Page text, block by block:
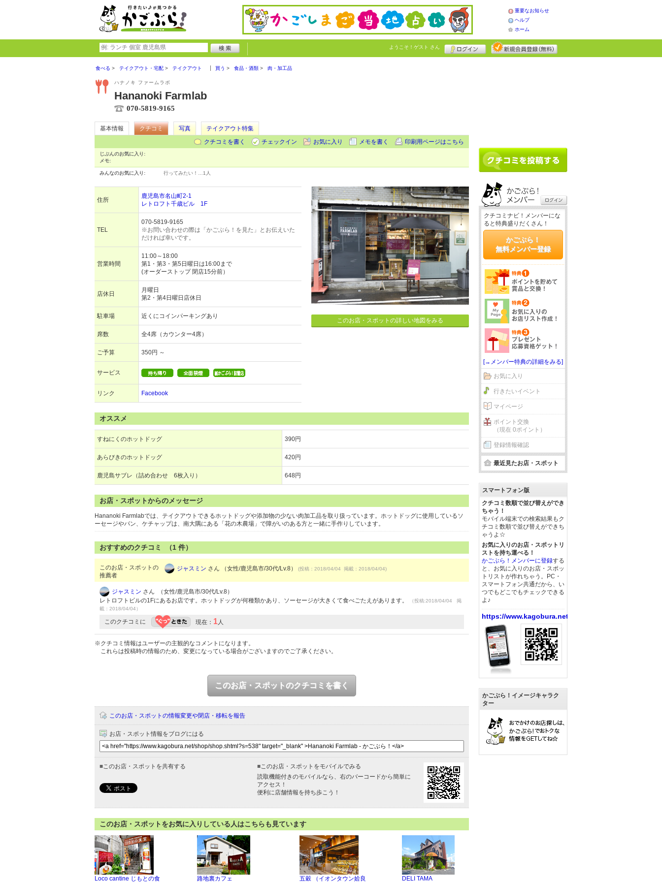
重要なお知らせ
ヘルプ
ホーム
ようこそ！ ゲスト さん
食べる テイクアウト・宅配 テイクアウト 買う 食品・酒類 肉・加工品
ハナノキ ファームラボ
Hananoki Farmlab
070-5819-9165
基本情報 クチコミ 写真
テイクアウト特集
クチコミを書く
チェックイン お気に入り メモを書く 印刷用ページはこちら
じぶんのお気に入り:
メモ:
みんなのお気に入り: 行ってみたい！… 1人
住所
鹿児島市名山町2-1
レトロフト千歳ビル 1F
TEL
070-5819-9165
※お問い合わせの際は「かごぶら！を見た」とお伝えいた
だければ幸いです。
営業時間
11:00～18:00
第1・第3・第5日曜日は16:00まで
(オーダーストップ 閉店15分前）
店休日
月曜日
第2・第4日曜日店休日
駐車場 近くにコインパーキングあり
席数 全4席（カウンター4席）
ご予算 350円 ～
サービス
リンク Facebook
このお店・スポットの詳しい地図をみる
オススメ
すねにくのホットドッグ 390円
あらびきのホットドッグ 420円
鹿児島サブレ（詰め合わせ 6枚入り） 648円
お店・スポットからのメッセージ
Hananoki Farmlabでは、テイクアウトできるホットドッグや添加物の少ない肉加工品を取り扱っています。ホットドッグに使用しているソ
ーセージやパン、ケチャップは、南大隅にある「花の木農場」で障がいのある方と一緒に手作りしています。
おすすめのクチコミ （1 件）
このお店・スポットの
推薦者
ジャスミン さん （女性/鹿児島市/30代/Lv.8） (投稿：2018/04/04 掲載：2018/04/04)
ジャスミン さん （女性/鹿児島市/30代/Lv.8）
レトロフトビルの1Fにあるお店です。ホットドッグが何種類かあり、ソーセージが大きくて食べごたえがあります。
（投稿:2018/04/04 掲
載：2018/04/04）
このクチコミに 現在： 1人
※クチコミ情報はユーザーの主観的なコメントになります。
これらは投稿時の情報のため、変更になっている場合がございますのでご了承ください。
このお店・スポットのクチコミを書く
このお店・スポットの情報変更や閉店・移転を報告
お店・スポット情報をブログにはる
■このお店・スポットを共有する ■このお店・スポットをモバイルでみる
読取機能付きのモバイルなら、右のバーコードから簡単に
アクセス！
便利に店舗情報を持ち歩こう！
このお店・スポットをお気に入りしている人はこちらも見ています
Loco cantine じもとの食
路地裏カフェ
五穀 （イオンタウン姶良
DELI TAMA
クチコミナビ！メンバーにな
ると特典盛りだくさん！
かごぶら！
無料メンバー登録
[→メンバー特典の詳細をみる]
お気に入り
行きたいイベント
マイページ
ポイント交換
（現在 0ポイント）
登録情報確認
最近見たお店・スポット
スマートフォン版
クチコミ数順で並び替えができ
ちゃう！
モバイル端末での検索結果もク
チコミ数順で並び替えができち
ゃうよ☆
お気に入りのお店・スポットリ
ストを持ち運べる！
かごぶら！メンバーに登録する
と、お気に入りのお店・スポッ
トリストが作れちゃう。PC・
スマートフォン共通だから、い
つでもどこでもチェックできる
よ♪
https://www.kagobura.net/
かごぶら！イメージキャラク
ター